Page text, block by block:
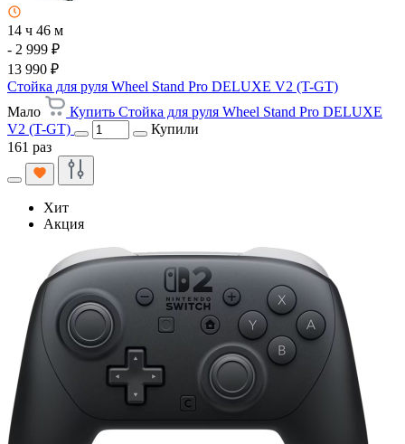
14 ч 46 м
- 2 999 ₽
13 990 ₽
Стойка для руля Wheel Stand Pro DELUXE V2 (T-GT)
Мало
Купить Стойка для руля Wheel Stand Pro DELUXE
V2 (T-GT)
Купили
161 раз
Хит
Акция